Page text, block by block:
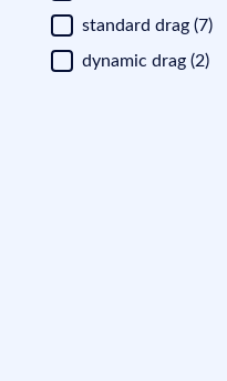
standard drag(7)
dynamic drag(2)